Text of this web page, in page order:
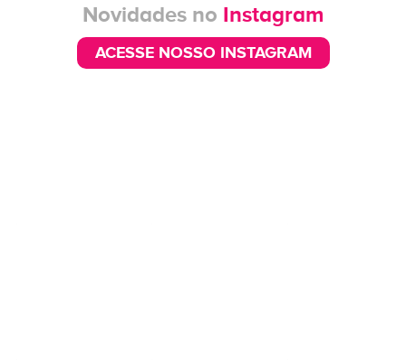
Novidades no Instagram
ACESSE NOSSO INSTAGRAM